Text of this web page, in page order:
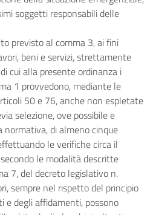
soggetti responsabili delle
previsto al comma 3, ai fini
beni e servizi, strettamente
cui alla presente ordinanza i
1 provvedono, mediante le
50 e 76, anche non espletate
selezione, ove possibile e
normativa, di almeno cinque
le verifiche circa il
le modalità descritte
7, del decreto legislativo n.
sempre nel rispetto del principio
e degli affidamenti, possono